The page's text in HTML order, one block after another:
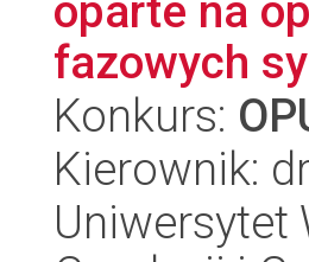
oparte na
fazowych
Konkurs:
Kierownik:
Uniwersytet